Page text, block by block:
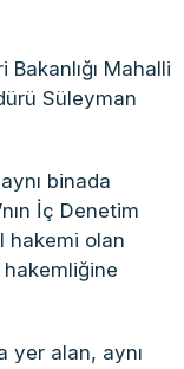
Mahalli
Süleyman
binada
İç Denetim
hakemi olan
yer alan, aynı